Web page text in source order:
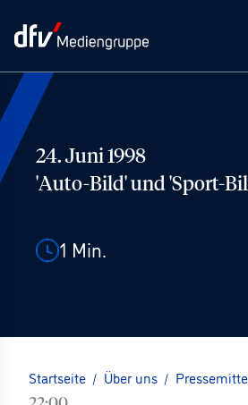
24. Juni 1998
'Auto-Bild' und 'Sport-
1 Min.
Startseite / Über uns /